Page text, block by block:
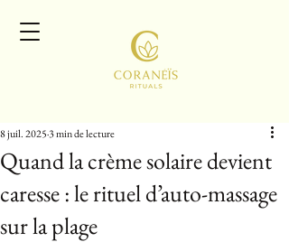
Quand la crème solaire devient
caresse : le rituel d’auto-massage
sur la plage
8 juil. 20253 min de lecture